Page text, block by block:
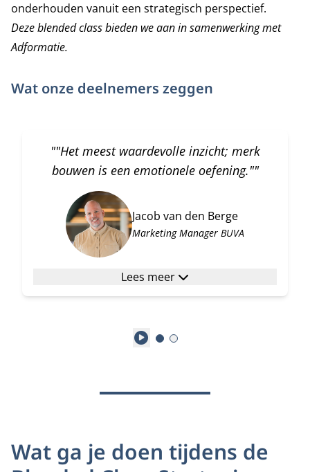
onderhouden vanuit een strategisch perspectief.
Deze blended class bieden we aan in samenwerking met
Adformatie.
Wat onze deelnemers zeggen
""Het meest waardevolle inzicht; merk
bouwen is een emotionele oefening.""
Jacob van den Berge
Marketing Manager BUVA
Lees meer
Play
Wat ga je doen tijdens de